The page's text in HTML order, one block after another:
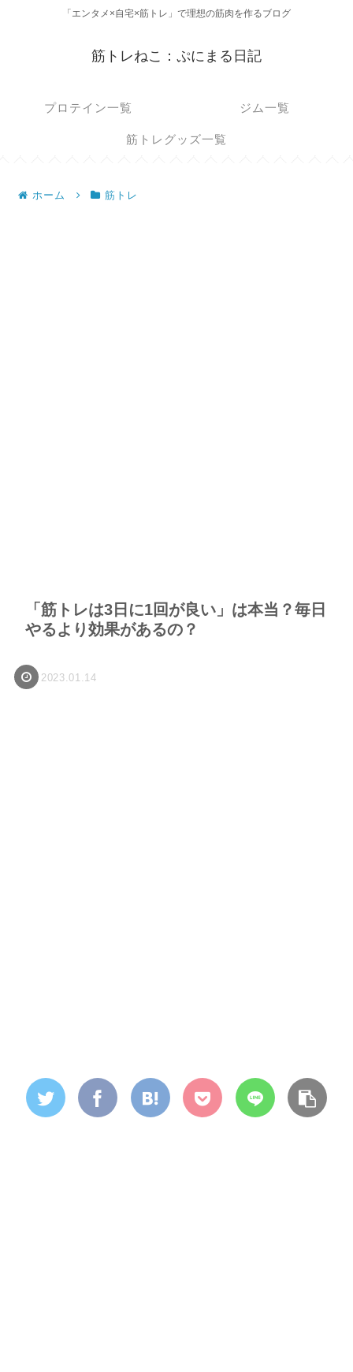
「エンタメ×自宅×筋トレ」で理想の筋肉を作るブログ
筋トレねこ：ぷにまる日記
プロテイン一覧 ジム一覧
筋トレグッズ一覧
ホーム 筋トレ
「筋トレは3日に1回が良い」は本当？毎日
やるより効果があるの？
2023.01.14